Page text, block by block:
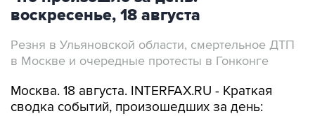
воскресенье, 18 августа
Резня в Ульяновской области, смертельное ДТП
в Москве и очередные протесты в Гонконге
Москва. 18 августа. INTERFAX.RU - Краткая
сводка событий, произошедших за день: